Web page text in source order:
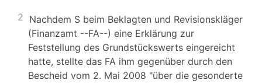
2 Nachdem S beim Beklagten und Revisionskläger
(Finanzamt --FA--) eine Erklärung zur
Feststellung des Grundstückswerts eingereicht
hatte, stellte das FA ihm gegenüber durch den
Bescheid vom 2. Mai 2008 "über die gesonderte